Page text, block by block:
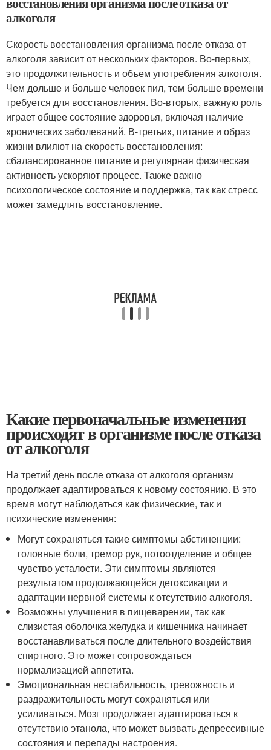
алкоголя
Скорость восстановления организма после отказа от
алкоголя зависит от нескольких факторов. Во-первых,
это продолжительность и объем употребления алкоголя.
Чем дольше и больше человек пил, тем больше времени
требуется для восстановления. Во-вторых, важную роль
играет общее состояние здоровья, включая наличие
хронических заболеваний. В-третьих, питание и образ
жизни влияют на скорость восстановления:
сбалансированное питание и регулярная физическая
активность ускоряют процесс. Также важно
психологическое состояние и поддержка, так как стресс
может замедлять восстановление.
Какие первоначальные изменения
происходят в организме после отказа
от алкоголя
На третий день после отказа от алкоголя организм
продолжает адаптироваться к новому состоянию. В это
время могут наблюдаться как физические, так и
психические изменения:
Могут сохраняться такие симптомы абстиненции:
головные боли, тремор рук, потоотделение и общее
чувство усталости. Эти симптомы являются
результатом продолжающейся детоксикации и
адаптации нервной системы к отсутствию алкоголя.
Возможны улучшения в пищеварении, так как
слизистая оболочка желудка и кишечника начинает
восстанавливаться после длительного воздействия
спиртного. Это может сопровождаться
нормализацией аппетита.
Эмоциональная нестабильность, тревожность и
раздражительность могут сохраняться или
усиливаться. Мозг продолжает адаптироваться к
отсутствию этанола, что может вызвать депрессивные
состояния и перепады настроения.